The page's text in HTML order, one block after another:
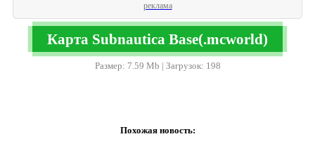
реклама
Карта Subnautica Base(.mcworld)
Размер: 7.59 Mb | Загрузок: 198
Похожая новость: